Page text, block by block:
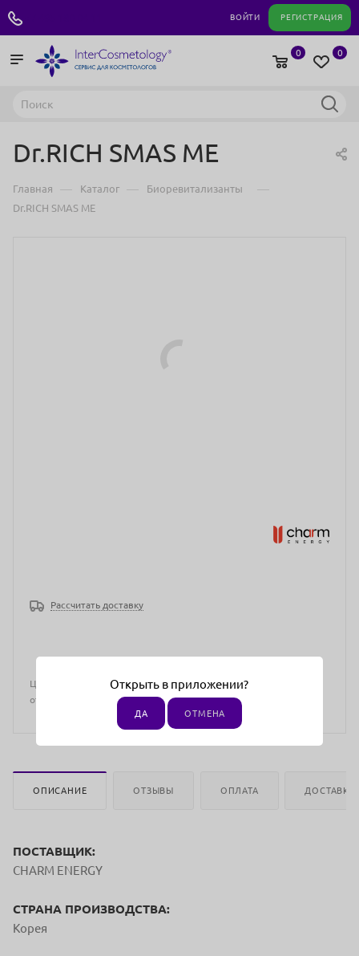
ВОЙТИ РЕГИСТРАЦИЯ
0
0
Dr.RICH SMAS ME
Главная — Каталог — Биоревитализанты —
Dr.RICH SMAS ME
Рассчитать доставку
Цена действительна только для интернет-магазина и может
отличаться от цен в розничных магазинах
ОПИСАНИЕ ОТЗЫВЫ ОПЛАТА ДОСТАВКА
ПОСТАВЩИК:
CHARM ENERGY
СТРАНА ПРОИЗВОДСТВА:
Корея
Открыть в приложении?
ДА ОТМЕНА